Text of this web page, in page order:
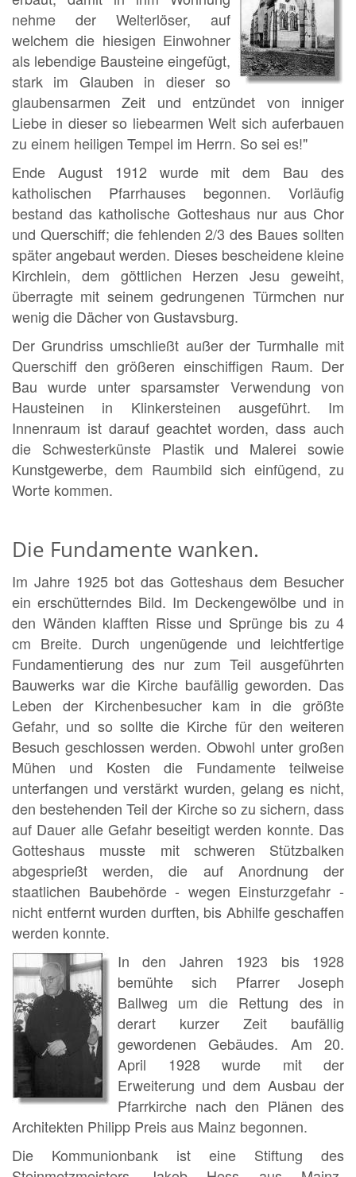
nehme der Welterlöser, auf
welchem die hiesigen Einwohner
als lebendige Bausteine eingefügt,
stark im Glauben in dieser so
glaubensarmen Zeit und entzündet von inniger
Liebe in dieser so liebearmen Welt sich auferbauen
zu einem heiligen Tempel im Herrn. So sei es!"
Ende August 1912 wurde mit dem Bau des
katholischen Pfarrhauses begonnen. Vorläufig
bestand das katholische Gotteshaus nur aus Chor
und Querschiff; die fehlenden 2/3 des Baues sollten
später angebaut werden. Dieses bescheidene kleine
Kirchlein, dem göttlichen Herzen Jesu geweiht,
überragte mit seinem gedrungenen Türmchen nur
wenig die Dächer von Gustavsburg.
Der Grundriss umschließt außer der Turmhalle mit
Querschiff den größeren einschiffigen Raum. Der
Bau wurde unter sparsamster Verwendung von
Hausteinen in Klinkersteinen ausgeführt. Im
Innenraum ist darauf geachtet worden, dass auch
die Schwesterkünste Plastik und Malerei sowie
Kunstgewerbe, dem Raumbild sich einfügend, zu
Worte kommen.
Die Fundamente wanken.
Im Jahre 1925 bot das Gotteshaus dem Besucher
ein erschütterndes Bild. Im Deckengewölbe und in
den Wänden klafften Risse und Sprünge bis zu 4
cm Breite. Durch ungenügende und leichtfertige
Fundamentierung des nur zum Teil ausgeführten
Bauwerks war die Kirche baufällig geworden. Das
Leben der Kirchenbesucher kam in die größte
Gefahr, und so sollte die Kirche für den weiteren
Besuch geschlossen werden. Obwohl unter großen
Mühen und Kosten die Fundamente teilweise
unterfangen und verstärkt wurden, gelang es nicht,
den bestehenden Teil der Kirche so zu sichern, dass
auf Dauer alle Gefahr beseitigt werden konnte. Das
Gotteshaus musste mit schweren Stützbalken
abgesprießt werden, die auf Anordnung der
staatlichen Baubehörde - wegen Einsturzgefahr -
nicht entfernt wurden durften, bis Abhilfe geschaffen
werden konnte.
In den Jahren 1923 bis 1928
bemühte sich Pfarrer Joseph
Ballweg um die Rettung des in
derart kurzer Zeit baufällig
gewordenen Gebäudes. Am 20.
April 1928 wurde mit der
Erweiterung und dem Ausbau der
Pfarrkirche nach den Plänen des
Architekten Philipp Preis aus Mainz begonnen.
Die Kommunionbank ist eine Stiftung des